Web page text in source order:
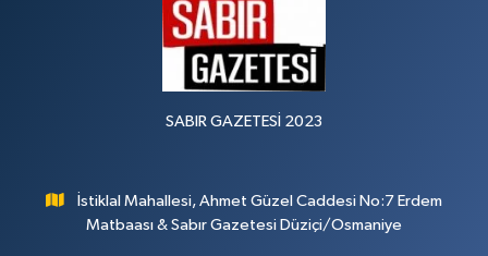
SABIR GAZETESİ 2023
İstiklal Mahallesi, Ahmet Güzel Caddesi No:7 Erdem
Matbaası & Sabır Gazetesi Düziçi/Osmaniye